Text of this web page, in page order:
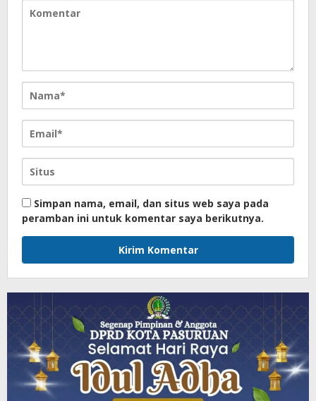
Simpan nama, email, dan situs web saya pada
peramban ini untuk komentar saya berikutnya.